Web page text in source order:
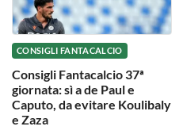
CONSIGLI FANTACALCIO
Consigli Fantacalcio 37ª
giornata: sì a de Paul e
Caputo, da evitare Koulibaly
e Zaza